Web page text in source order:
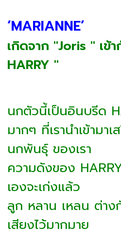
‘MARIANNE’
เกิดจาก "Joris " เข้
HARRY "
นกตัวนี้เป็นอินบรีด
มากๆ ที่เรานำเข้ามา
นกพันธุ์ ของเรา
ความดังของ
เองจะเก่งแล้ว
ลูก หลาน เหลน ต่าง
เสียงไว้มากมาย